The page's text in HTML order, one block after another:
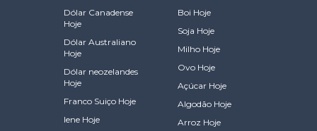
Dólar Canadense
Hoje
Dólar Australiano
Hoje
Dólar neozelandes
Hoje
Franco Suiço Hoje
Iene Hoje
Boi Hoje
Soja Hoje
Milho Hoje
Ovo Hoje
Açúcar Hoje
Algodão Hoje
Arroz Hoje